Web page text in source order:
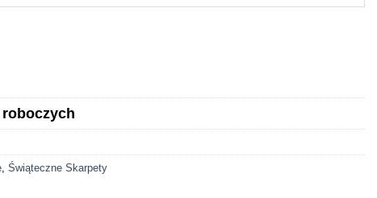
roboczych
, Świąteczne Skarpety